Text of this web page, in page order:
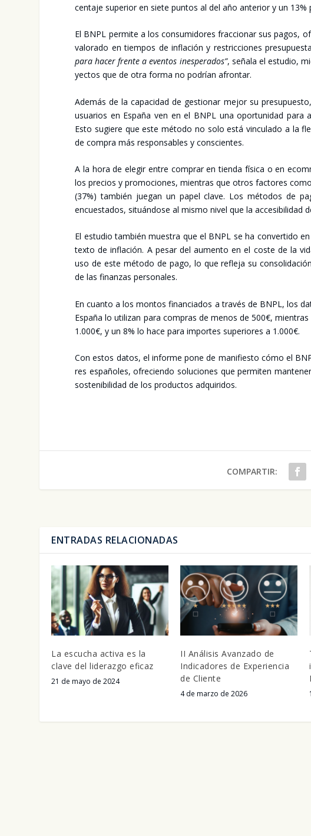
cen­ta­je supe­rior en sie­te pun­tos al del año ante­rior y un 13%
El BNPL per­mi­te a los con­su­mi­do­res frac­cio­nar sus pagos,
valo­ra­do en tiem­pos de infla­ción y res­tric­cio­nes
para hacer fren­te a even­tos ines­pe­ra­dos”, seña­la el estu­dio,
yec­tos que de otra for­ma no podrían afron­tar.
Ade­más de la capa­ci­dad de ges­tio­nar mejor su
usua­rios en Espa­ña ven en el BNPL una opor­tu­ni­dad
Esto sugie­re que este méto­do no solo está vin­cu­la­do a la
de com­pra más res­pon­sa­bles y cons­cien­tes.
A la hora de ele­gir entre com­prar en tien­da físi­ca o en
los pre­cios y pro­mo­cio­nes, mien­tras que otros fac­to­res
(37%) tam­bién jue­gan un papel cla­ve. Los méto­dos de
encues­ta­dos, situán­do­se al mis­mo nivel que la acce­si­bi­li­dad
El estu­dio tam­bién mues­tra que el BNPL se ha con­ver­ti­do
tex­to de infla­ción. A pesar del aumen­to en el cos­te de la
uso de este méto­do de pago, lo que refle­ja su
de las finan­zas per­so­na­les.
En cuan­to a los mon­tos finan­cia­dos a tra­vés de BNPL, los
Espa­ña lo uti­li­zan para com­pras de menos de 500€,
1.000€, y un 8% lo hace para impor­tes supe­rio­res a 1.000€.
Con estos datos, el infor­me pone de mani­fies­to cómo el
res espa­ño­les, ofre­cien­do solu­cio­nes que per­mi­ten
sos­te­ni­bi­li­dad de los pro­duc­tos adqui­ri­dos.
COMPARTIR:
ENTRADAS RELACIONADAS
La escucha activa es la
clave del liderazgo eficaz
21 de mayo de 2024
II Análisis Avanzado de
Indicadores de Experiencia
de Cliente
4 de marzo de 2026